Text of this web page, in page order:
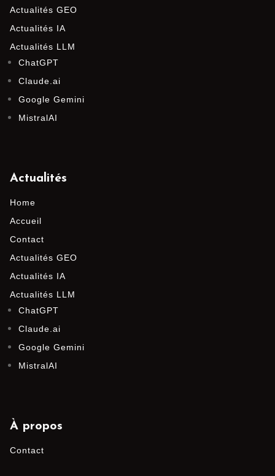
Actualités GEO
Actualités IA
Actualités LLM
ChatGPT
Claude.ai
Google Gemini
MistralAI
Actualités
Home
Accueil
Contact
Actualités GEO
Actualités IA
Actualités LLM
ChatGPT
Claude.ai
Google Gemini
MistralAI
À propos
Contact